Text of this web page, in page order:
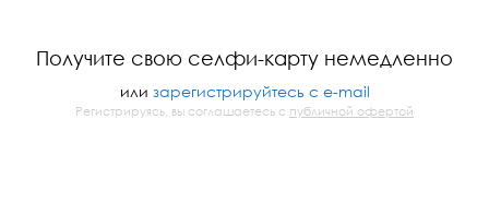
Получите свою селфи-карту немедленно
или зарегистрируйтесь с e-mail
Регистрируясь, вы соглашаетесь с публичной офертой